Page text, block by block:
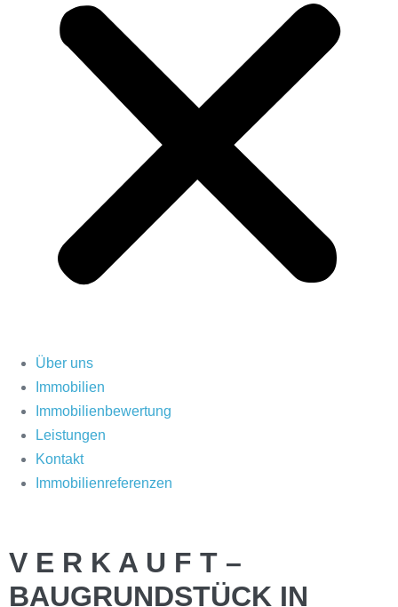
Über uns
Immobilien
Immobilienbewertung
Leistungen
Kontakt
Immobilienreferenzen
V E R K A U F T –
BAUGRUNDSTÜCK IN